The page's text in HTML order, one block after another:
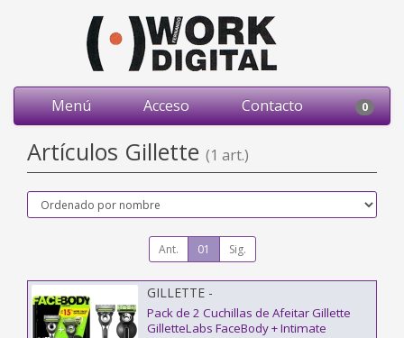
Menú Acceso Contacto 0
Artículos Gillette (1 art.)
Ant. 01 Sig.
GILLETTE -
Pack de 2 Cuchillas de Afeitar Gillette
GilletteLabs FaceBody + Intimate